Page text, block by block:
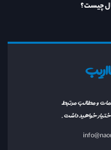
و مطالب مرتبط
اختیار خواهید داشت.
چیست؟